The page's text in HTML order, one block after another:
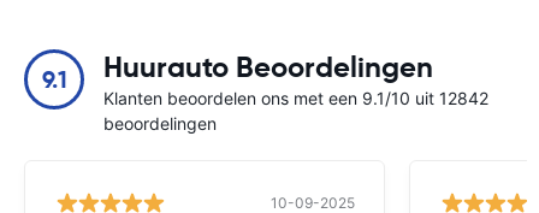
9.1 Huurauto Beoordelingen
Klanten beoordelen ons met een 9.1/10 uit 12842
beoordelingen
10-09-2025